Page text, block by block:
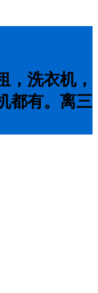
，洗衣机，
都有。离三